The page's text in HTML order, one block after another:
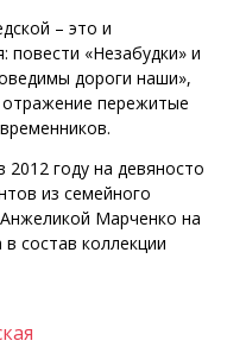
– это и
повести «Незабудки» и
дороги наши»,
пережитые
году на девяносто
из семейного
Марченко на
состав коллекции